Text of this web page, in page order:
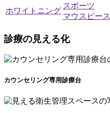
ホワイトニング
スポーツ
マウスピース
診療の見える化
カウンセリング専用診療台